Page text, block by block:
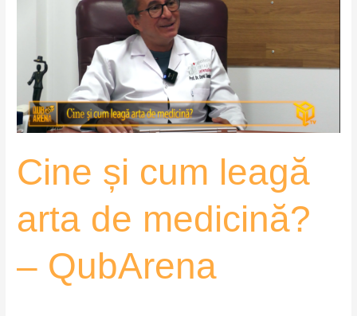
Cine și cum leagă
arta de medicină?
– QubArena
medicină?
QubArena